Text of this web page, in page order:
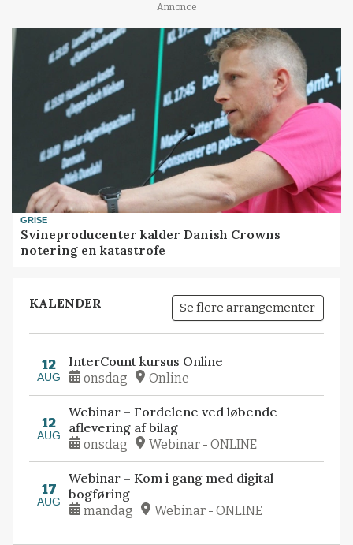
Annonce
GRISE
Svineproducenter kalder Danish Crowns
notering en katastrofe
KALENDER Se flere arrangementer
12
AUG
InterCount kursus Online
onsdag Online
12
AUG
Webinar – Fordelene ved løbende
aflevering af bilag
onsdag Webinar - ONLINE
17
AUG
Webinar – Kom i gang med digital
bogføring
mandag Webinar - ONLINE